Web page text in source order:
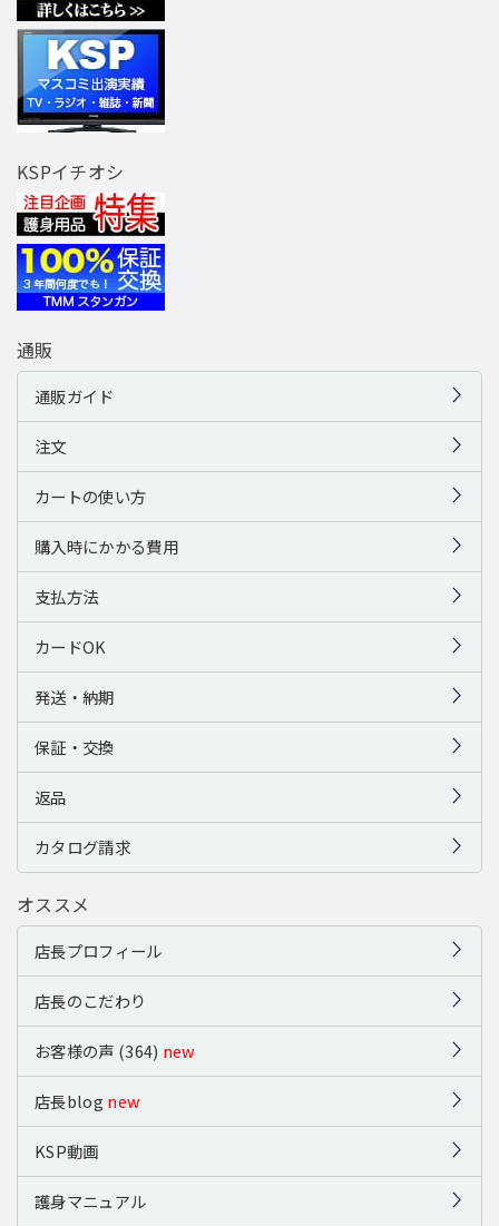
KSPイチオシ
通販
通販ガイド
注文
カートの使い方
購入時にかかる費用
支払方法
カードOK
発送・納期
保証・交換
返品
カタログ請求
オススメ
店長プロフィール
店長のこだわり
お客様の声 (364) new
店長blog new
KSP動画
護身マニュアル